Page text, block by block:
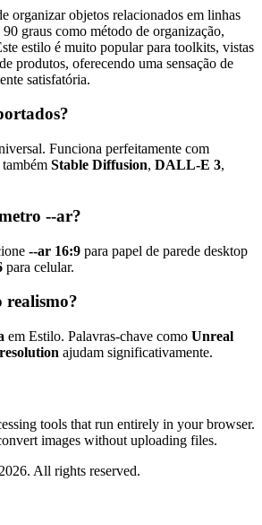
organizar objetos relacionados em linhas
graus como método de organização,
estilo é muito popular para toolkits, vistas
produtos, oferecendo uma sensação de
satisfatória.
Funciona perfeitamente com
também Stable Diffusion, DALL-E 3,
--ar?
--ar 16:9 para papel de parede desktop
para celular.
realismo?
em Estilo. Palavras-chave como Unreal
ajudam significativamente.
tools that run entirely in your browser.
images without uploading files.
All rights reserved.